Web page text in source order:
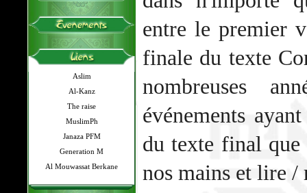
Aslim
Al-Kanz
The raise
MuslimPh
Janaza PFM
Generation M
Al Mouwassat Berkane
entre le premier
finale du texte
nombreuses
événements
du texte final que
nos mains et lire /